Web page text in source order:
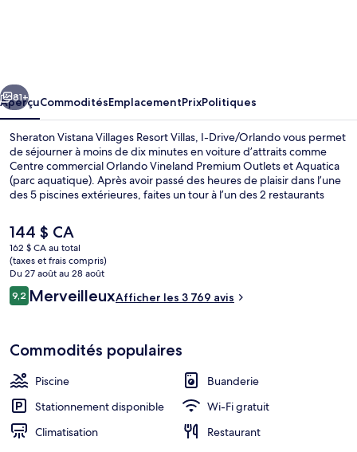
Resort
Villas,
I-
Drive/Orlando
Suivant
81+
AperçuCommoditésEmplacementPrixPolitiques
Sheraton Vistana Villages Resort Villas, I-Drive/Orlando vous permet
de séjourner à moins de dix minutes en voiture d’attraits comme
Centre commercial Orlando Vineland Premium Outlets et Aquatica
(parc aquatique). Après avoir passé des heures de plaisir dans l’une
des 5 piscines extérieures, faites un tour à l’un des 2 restaurants
pour vous reposer en sirotant un verre. 3 bars-salons et un centre
d’entraînement physique ouvert en tout temps comptent parmi les
autres points saillants. De plus, hôtels-résidences offrent des
commodités intéressantes, comme des lits avec matelas à plateau-
coussin avec des draps en coton égyptien. La piscine et le personnel
serviable sont des éléments très prisés par les voyageurs.
Le
prix
actuel
est
de 144 $ CA
144 $ CA
162 $ CA au total
(taxes et frais compris)
Du 27 août au 28 août
Avis
9,29,2 sur 10 –
MerveilleuxAfficher les 3 769 avis
Commodités populaires
Piscine
Buanderie
Stationnement disponible
Wi-Fi gratuit
Climatisation
Restaurant